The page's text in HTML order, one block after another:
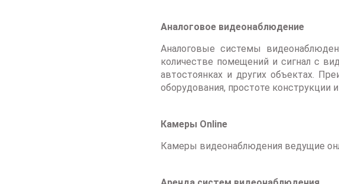
Аналоговое видеонаблюдение
Аналоговые системы
количестве помещений и сигнал с
автостоянках и других объектах.
оборудования, простоте конструкции
Камеры Online
Камеры видеонаблюдения ведущие